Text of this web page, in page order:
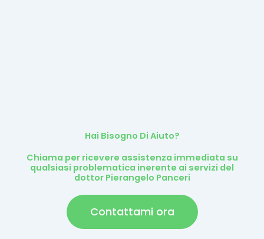
Hai Bisogno Di Aiuto?
Chiama per ricevere assistenza immediata su
qualsiasi problematica inerente ai servizi del
dottor Pierangelo Panceri
Contattami ora